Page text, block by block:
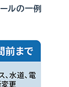
ルの一例